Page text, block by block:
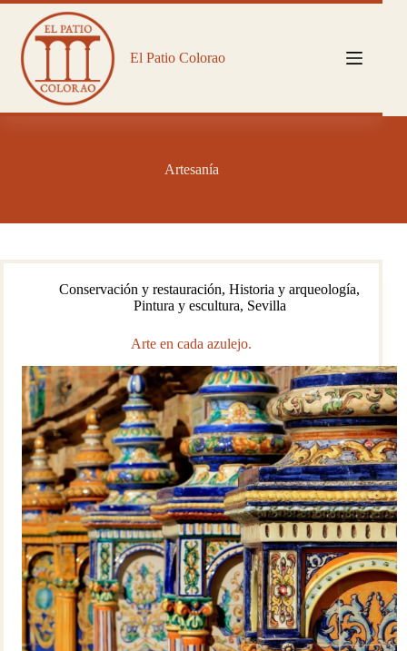
Saltar
contenido
El Patio Colorao
Artesanía
Conservación y restauración,Historia y arqueología,
Pintura y escultura, Sevilla
Arte en cada azulejo.